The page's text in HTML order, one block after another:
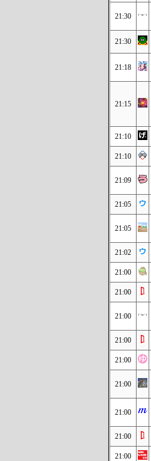
21:30
21:30
21:18
21:15
21:10
21:10
21:09
21:05
21:05
21:02
21:00
21:00
21:00
21:00
21:00
21:00
21:00
21:00
21:00